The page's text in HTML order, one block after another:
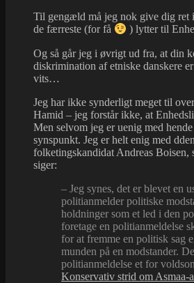
Til gengæld må jeg nok give dig ret
de færreste (for få
) lytter til
Og så går jeg i øvrigt ud fra, at din
diskrimination af etniske danskere
vits…
Jeg har ikke synderligt meget til
Hamid – jeg forstår ikke, at
Men selvom jeg er uenig med
synspunkt. Jeg er helt enig med
folketingskandidat Andreas Boisen,
siger:
– Jeg synes, det er blevet en
politianmelder politiske
holdninger som et led i den
foretage en politianmeldelse
for at fremme en politisk sag
munden på en modstander.
politianmeldelse et for
Konservativ strid om Asmaa-